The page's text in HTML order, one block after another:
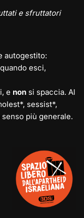
e sfruttatori
autogestito:
esci,
e non si spaccia. Al
sessist*,
più generale.